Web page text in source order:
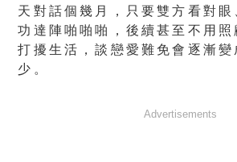
天對話個幾月，只要雙方看對眼
功達陣啪啪啪，後續甚至不用照
打擾生活，談戀愛難免會逐漸變
少。
Advertisements